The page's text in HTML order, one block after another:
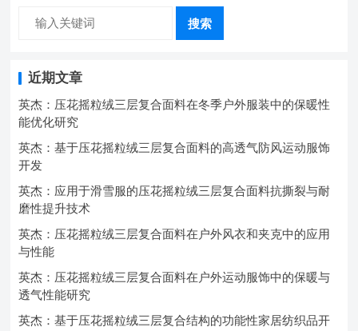
搜索
近期文章
英杰：压花摇粒绒三层复合面料在冬季户外服装中的保暖性
能优化研究
英杰：基于压花摇粒绒三层复合面料的高透气防风运动服饰
开发
英杰：应用于滑雪服的压花摇粒绒三层复合面料抗撕裂与耐
磨性提升技术
英杰：压花摇粒绒三层复合面料在户外风衣和夹克中的应用
与性能
英杰：压花摇粒绒三层复合面料在户外运动服饰中的保暖与
透气性能研究
英杰：基于压花摇粒绒三层复合结构的功能性家居纺织品开